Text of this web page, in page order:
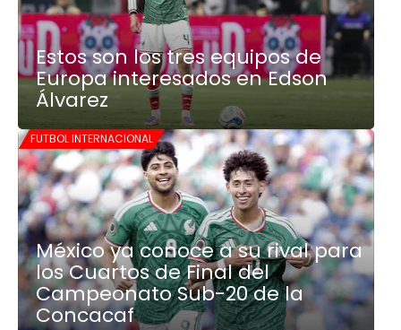
Estos son los tres equipos de
Europa interesados en Edson
Álvarez
FUTBOL INTERNACIONAL
México ya conoce a su rival para
los Cuartos de Final del
Campeonato Sub-20 de la
Concacaf